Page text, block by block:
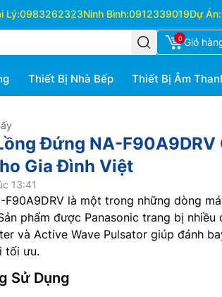
Lý:0983262323Ninh Bình:0912339019Dự Án:
0 Giỏ
Thiết Bị Nhà Bếp Thiết Bị Âm
Đứng NA-F90A9DRV
Gia Đình Việt
13:41
F90A9DRV là một trong những dòng
phẩm được Panasonic trang bị nhiều
và Active Wave Pulsator giúp đánh
tối ưu.
Sử Dụng